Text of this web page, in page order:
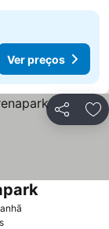
Ver preços
Partilhar